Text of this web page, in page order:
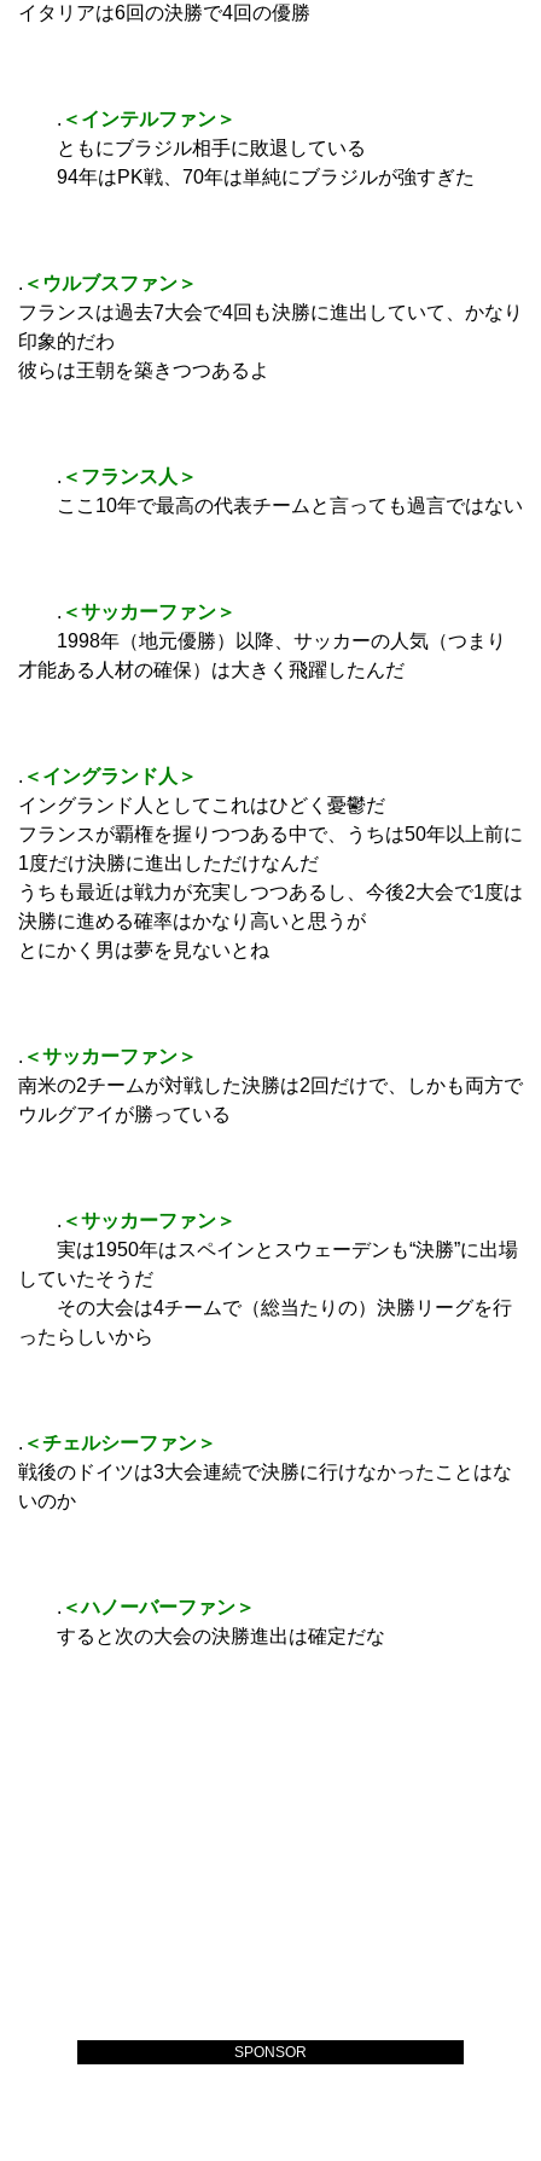
SPONSOR
イタリアは6回の決勝で4回の優勝
. ＜インテルファン＞
ともにブラジル相手に敗退している
94年はPK戦、70年は単純にブラジルが強すぎた
. ＜ウルブスファン＞
フランスは過去7大会で4回も決勝に進出していて、かなり
印象的だわ
彼らは王朝を築きつつあるよ
. ＜フランス人＞
ここ10年で最高の代表チームと言っても過言ではない
. ＜サッカーファン＞
1998年（地元優勝）以降、サッカーの人気（つまり
才能ある人材の確保）は大きく飛躍したんだ
. ＜イングランド人＞
イングランド人としてこれはひどく憂鬱だ
フランスが覇権を握りつつある中で、うちは50年以上前に
1度だけ決勝に進出しただけなんだ
うちも最近は戦力が充実しつつあるし、今後2大会で1度は
決勝に進める確率はかなり高いと思うが
とにかく男は夢を見ないとね
. ＜サッカーファン＞
南米の2チームが対戦した決勝は2回だけで、しかも両方で
ウルグアイが勝っている
. ＜サッカーファン＞
実は1950年はスペインとスウェーデンも“決勝”に出場
していたそうだ
その大会は4チームで（総当たりの）決勝リーグを行
ったらしいから
. ＜チェルシーファン＞
戦後のドイツは3大会連続で決勝に行けなかったことはな
いのか
. ＜ハノーバーファン＞
すると次の大会の決勝進出は確定だな